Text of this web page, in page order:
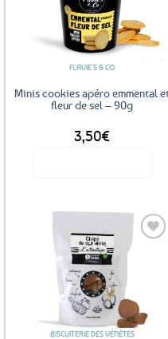
aux
favoris
FLAVIE'S & CO
Minis cookies apéro emmental
fleur de sel – 90g
3,50€
BISCUITERIE DES VÉNÈTES